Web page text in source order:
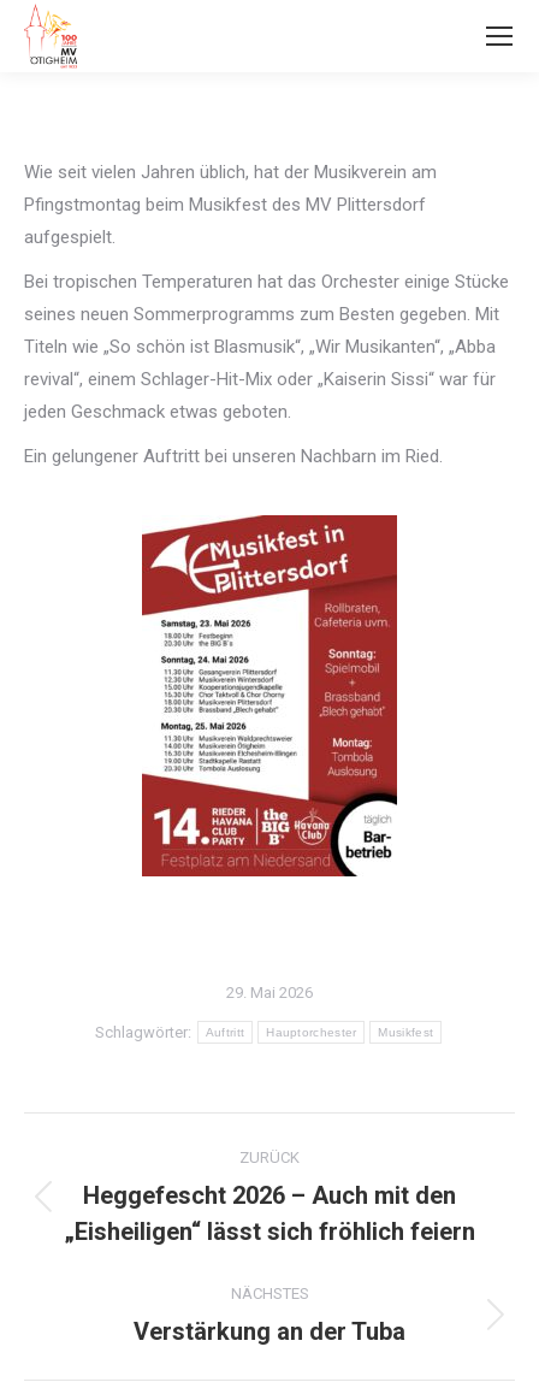
Wie seit vielen Jahren üblich, hat der Musikverein am
Pfingstmontag beim Musikfest des MV Plittersdorf
aufgespielt.
Bei tropischen Temperaturen hat das Orchester einige Stücke
seines neuen Sommerprogramms zum Besten gegeben. Mit
Titeln wie „So schön ist Blasmusik“, „Wir Musikanten“, „Abba
revival“, einem Schlager-Hit-Mix oder „Kaiserin Sissi“ war für
jeden Geschmack etwas geboten.
Ein gelungener Auftritt bei unseren Nachbarn im Ried.
29. Mai 2026
Schlagwörter: Auftritt Hauptorchester Musikfest
Kommentarnavigation
ZURÜCK
Vorheriger
Beitrag:
Heggefescht 2026 – Auch mit den
„Eisheiligen“ lässt sich fröhlich feiern
NÄCHSTES
Nächster
Verstärkung an der Tuba